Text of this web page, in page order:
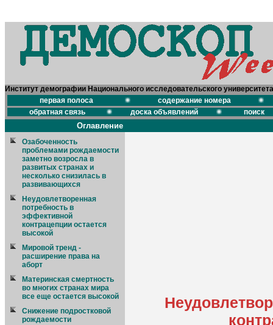
Институт демографии Национального исследовательского
первая полоса
содержание номера
обратная связь
доска объявлений поиск
Оглавление
Озабоченность
проблемами рождаемости
заметно возросла в
развитых странах и
несколько снизилась в
развивающихся
Неудовлетворенная
потребность в
эффективной
контрацепции остается
высокой
Мировой тренд -
расширение права на
аборт
Материнская смертность
во многих странах мира
все еще остается высокой
Снижение подростковой
рождаемости